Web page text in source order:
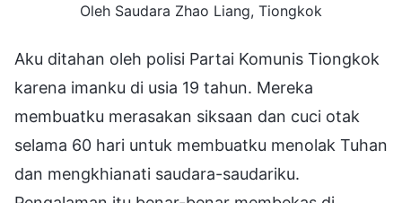
Oleh Saudara Zhao Liang, Tiongkok
Aku ditahan oleh polisi Partai Komunis Tiongkok
karena imanku di usia 19 tahun. Mereka
membuatku merasakan siksaan dan cuci otak
selama 60 hari untuk membuatku menolak Tuhan
dan mengkhianati saudara-saudariku.